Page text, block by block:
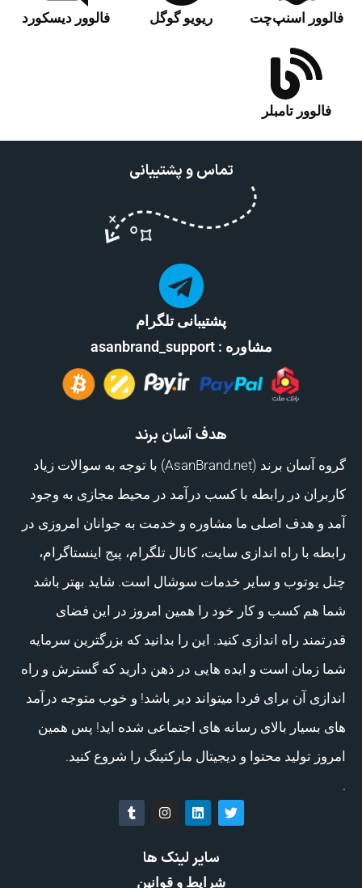
فالوور اسنپ‌چت‌ ریویو گوگل فالوور دیسکورد
فالوور تامبلر
تماس و پشتیبانی
پشتیبانی تلگرام
مشاوره : asanbrand_support
هدف آسان برند
گروه آسان برند (AsanBrand.net) با توجه به سوالات زیاد
کاربران در رابطه با کسب درآمد در محیط مجازی به وجود
آمد و هدف اصلی ما مشاوره و خدمت به جوانان امروزی در
رابطه با راه اندازی سایت، کانال تلگرام، پیج اینستاگرام،
چنل یوتوب و سایر خدمات سوشال است. شاید بهتر باشد
شما هم کسب و کار خود را همین امروز در این فضای
قدرتمند راه اندازی کنید. این را بدانید که بزرگترین سرمایه
شما زمان است و ایده هایی در ذهن دارید که گسترش و راه
اندازی آن برای فردا میتواند دیر باشد! و خوب متوجه درآمد
های بسیار بالای رسانه های اجتماعی شده اید! پس همین
امروز تولید محتوا و دیجیتال مارکتینگ را شروع کنید.
.
سایر لینک ها
شرایط و قوانین